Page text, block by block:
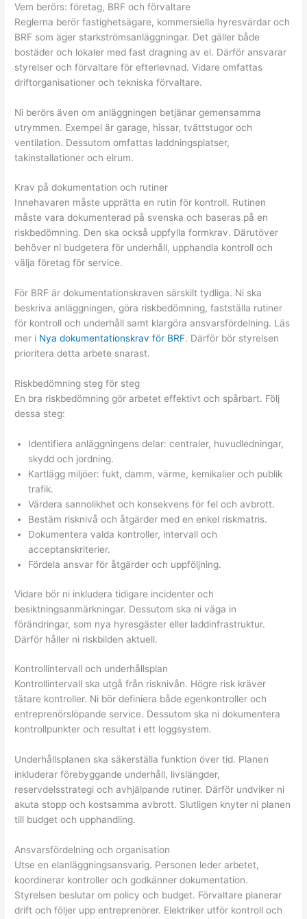
Vem berörs: företag, BRF och förvaltare
Reglerna berör fastighetsägare, kommersiella hyresvärdar och
BRF som äger starkströmsanläggningar. Det gäller både
bostäder och lokaler med fast dragning av el. Därför ansvarar
styrelser och förvaltare för efterlevnad. Vidare omfattas
driftorganisationer och tekniska förvaltare.
Ni berörs även om anläggningen betjänar gemensamma
utrymmen. Exempel är garage, hissar, tvättstugor och
ventilation. Dessutom omfattas laddningsplatser,
takinstallationer och elrum.
Krav på dokumentation och rutiner
Innehavaren måste upprätta en rutin för kontroll. Rutinen
måste vara dokumenterad på svenska och baseras på en
riskbedömning. Den ska också uppfylla formkrav. Därutöver
behöver ni budgetera för underhåll, upphandla kontroll och
välja företag för service.
För BRF är dokumentationskraven särskilt tydliga. Ni ska
beskriva anläggningen, göra riskbedömning, fastställa rutiner
för kontroll och underhåll samt klargöra ansvarsfördelning. Läs
mer i Nya dokumentationskrav för BRF. Därför bör styrelsen
prioritera detta arbete snarast.
Riskbedömning steg för steg
En bra riskbedömning gör arbetet effektivt och spårbart. Följ
dessa steg:
Identifiera anläggningens delar: centraler, huvudledningar,
skydd och jordning.
Kartlägg miljöer: fukt, damm, värme, kemikalier och publik
trafik.
Värdera sannolikhet och konsekvens för fel och avbrott.
Bestäm risknivå och åtgärder med en enkel riskmatris.
Dokumentera valda kontroller, intervall och
acceptanskriterier.
Fördela ansvar för åtgärder och uppföljning.
Vidare bör ni inkludera tidigare incidenter och
besiktningsanmärkningar. Dessutom ska ni väga in
förändringar, som nya hyresgäster eller laddinfrastruktur.
Därför håller ni riskbilden aktuell.
Kontrollintervall och underhållsplan
Kontrollintervall ska utgå från risknivån. Högre risk kräver
tätare kontroller. Ni bör definiera både egenkontroller och
entreprenörslöpande service. Dessutom ska ni dokumentera
kontrollpunkter och resultat i ett loggsystem.
Underhållsplanen ska säkerställa funktion över tid. Planen
inkluderar förebyggande underhåll, livslängder,
reservdelsstrategi och avhjälpande rutiner. Därför undviker ni
akuta stopp och kostsamma avbrott. Slutligen knyter ni planen
till budget och upphandling.
Ansvarsfördelning och organisation
Utse en elanläggningsansvarig. Personen leder arbetet,
koordinerar kontroller och godkänner dokumentation.
Styrelsen beslutar om policy och budget. Förvaltare planerar
drift och följer upp entreprenörer. Elektriker utför kontroll och